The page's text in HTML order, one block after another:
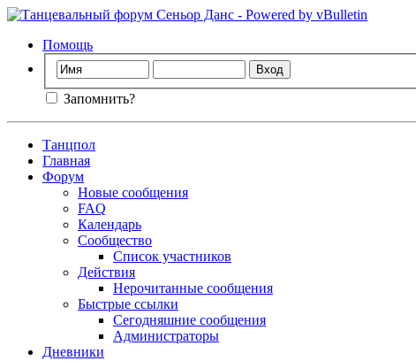
Помощь
Запомнить?
Танцпол
Главная
Форум
Новые сообщения
FAQ
Календарь
Сообщество
Список участников
Действия
Нерочитанные сообщения
Быстрые ссылки
Сегодняшние сообщения
Администраторы
Дневники